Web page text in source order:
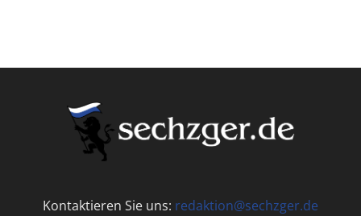
Kontaktieren Sie uns: redaktion@sechzger.de